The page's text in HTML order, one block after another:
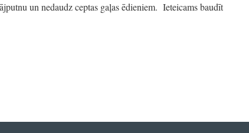
un nedaudz ceptas gaļas ēdieniem. Ieteicams baudīt